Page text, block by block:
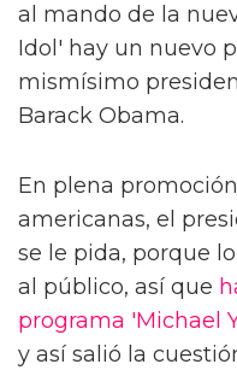
al mando de la
Idol' hay un nuevo
mismísimo
Barack Obama.
En plena
americanas, el
se le pida, porque
al público, así que
programa 'Michael
y así salió la